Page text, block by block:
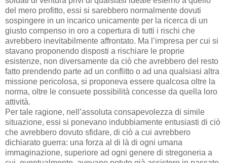
del mero profitto, essi si sarebbero normalmente dovuti
sospingere in un incarico unicamente per la ricerca di un
giusto compenso in oro a copertura di tutti i rischi che
avrebbero inevitabilmente affrontato. Ma l’impresa per cui si
stavano proponendo disposti a rischiare le proprie
esistenze, non diversamente da ciò che avrebbero del resto
fatto prendendo parte ad un conflitto o ad una qualsiasi altra
missione pericolosa, si proponeva essere qualcosa oltre la
norma, oltre le consuete possibilità concesse da quella loro
attività.
Per tale ragione, nell’assoluta consapevolezza di simile
situazione, essi si ponevano indubbiamente entusiasti di ciò
che avrebbero dovuto sfidare, di ciò a cui avrebbero
dichiarato guerra: una forza al di là di ogni umana
immaginazione, superiore ad ogni genere di stregoneria a